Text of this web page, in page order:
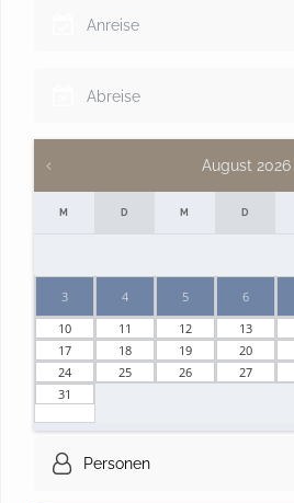
August 2026
M D M D
3 4 5 6
10 11 12 13
17
18 19 20
24
25 26 27
31
Personen